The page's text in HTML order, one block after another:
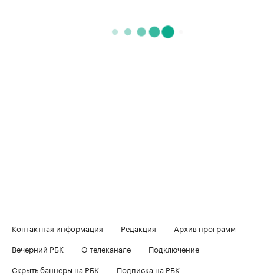
Контактная информация Редакция
Архив программ
Вечерний РБК
О телеканале
Подключение
Скрыть баннеры на РБК
Подписка на РБК